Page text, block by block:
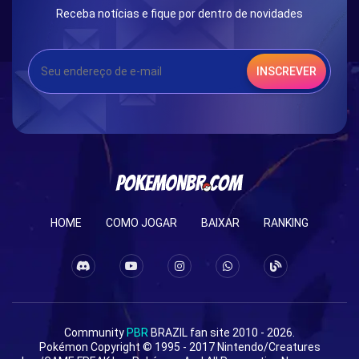
Receba notícias e fique por dentro de novidades
INSCREVER
HOME COMO JOGAR BAIXAR RANKING
Community PBR BRAZIL fan site 2010 - 2026.
Pokémon Copyright © 1995 - 2017 Nintendo/Creatures